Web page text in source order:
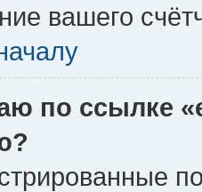
вашего
по ссылке